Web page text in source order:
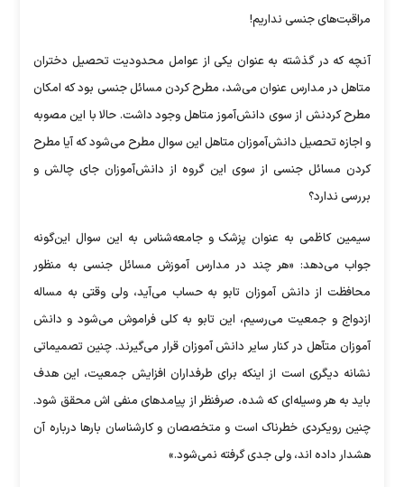
مراقبت‌های جنسی نداریم!
آنچه که در گذشته به عنوان یکی از عوامل محدودیت تحصیل دختران
متاهل در مدارس عنوان می‌شد، مطرح کردن مسائل جنسی بود که امکان
مطرح کردنش از سوی دانش‌آموز متاهل وجود داشت. حالا با این مصوبه
و اجازه تحصیل دانش‌آموزان متاهل این سوال مطرح می‌شود که آیا مطرح
کردن مسائل جنسی از سوی این گروه از دانش‌آموزان جای چالش و
بررسی ندارد؟
سیمین کاظمی به عنوان پزشک و جامعه‌شناس به این سوال این‌گونه
جواب می‌دهد: «هر چند در مدارس آموزش مسائل جنسی به منظور
محافظت از دانش آموزان تابو به حساب می‌آید، ولی وقتی به مساله
ازدواج و جمعیت می‌رسیم، این تابو به کلی فراموش می‌شود و دانش
آموزان متآهل در کنار سایر دانش آموزان قرار می‌گیرند. چنین تصمیماتی
نشانه دیگری است از اینکه برای طرفداران افزایش جمعیت، این هدف
باید به هر وسیله‌ای که شده، صرفنظر از پیامد‌های منفی اش محقق شود.
چنین رویکردی خطرناک است و متخصصان و کارشناسان بار‌ها درباره آن
هشدار داده اند، ولی جدی گرفته نمی‌شود.»